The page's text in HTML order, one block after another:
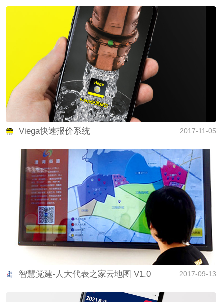
Viega快速报价系统 2017-11-05
智慧党建-人大代表之家云地图 V1.0 2017-09-13